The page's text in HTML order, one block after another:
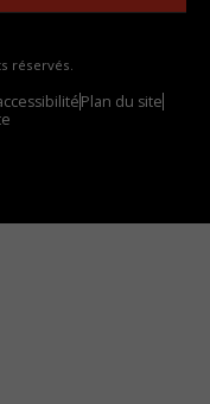
réservés.
Plan du site